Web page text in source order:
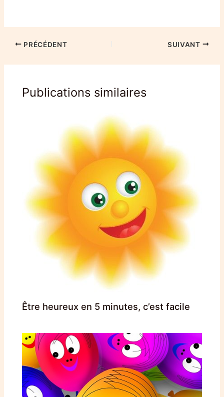
PRÉCÉDENT SUIVANT
Publications similaires
Être heureux en 5 minutes, c’est facile